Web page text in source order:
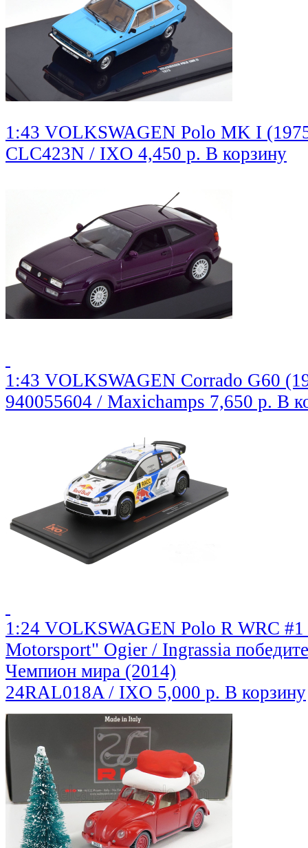
1:43 VOLKSWAGEN Polo MK I
CLC423N / IXO 4,450 р. В корзину
1:43 VOLKSWAGEN Corrado G60
940055604 / Maxichamps 7,650 р. В
1:24 VOLKSWAGEN Polo R WRC
Motorsport" Ogier / Ingrassia
Чемпион мира (2014)
24RAL018A / IXO 5,000 р. В корзину